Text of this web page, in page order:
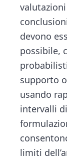
devono
possibile,
supporto
usando
intervalli
limiti